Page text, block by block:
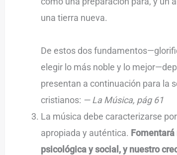
una tierra nueva.
De estos dos
elegir lo más noble y lo
presentan a continuación para la
cristianos: — La Música, pág 61
La música debe caracterizarse
apropiada y auténtica.
psicológica y social, y nuestro